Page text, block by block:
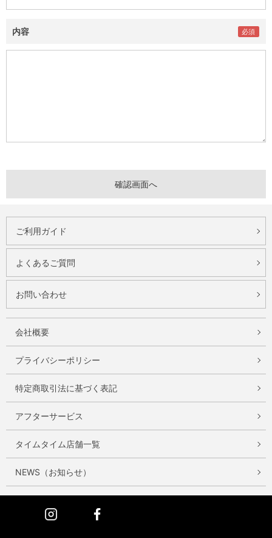
内容
ご利用ガイド
よくあるご質問
お問い合わせ
会社概要
プライバシーポリシー
特定商取引法に基づく表記
アフターサービス
タイムタイム店舗一覧
NEWS（お知らせ）
Instagram